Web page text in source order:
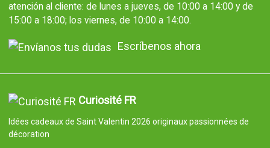
atención al cliente: de lunes a jueves, de 10:00 a 14:00 y de
15:00 a 18:00; los viernes, de 10:00 a 14:00.
Escríbenos ahora
Curiosité FR
Idées cadeaux de Saint Valentin 2026 originaux passionnées de
décoration